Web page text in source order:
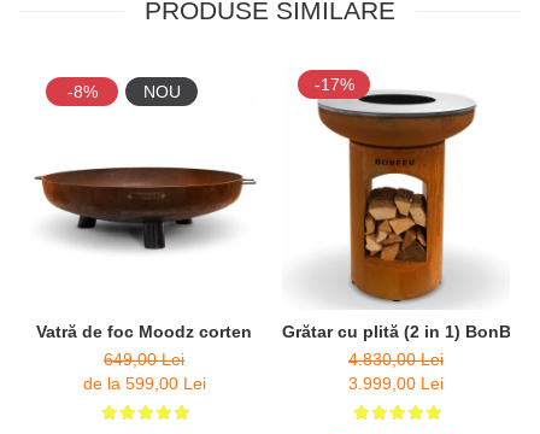
PRODUSE SIMILARE
-8% NOU
Vatră de foc Moodz corten
649,00 Lei
de la 599,00 Lei
-17%
Grătar cu plită (2 in 1) BonBiza
4.830,00 Lei
3.999,00 Lei